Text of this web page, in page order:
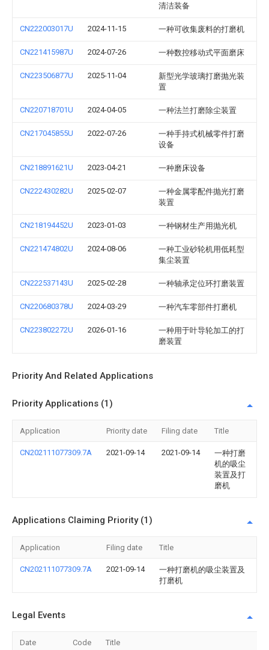
清洁装备
CN222003017U 2024-11-15 一种可收集废料的打磨机
CN221415987U 2024-07-26 一种数控移动式平面磨床
CN223506877U 2025-11-04
新型光学玻璃打磨抛光装
置
CN220718701U 2024-04-05 一种法兰打磨除尘装置
CN217045855U 2022-07-26
一种手持式机械零件打磨
设备
CN218891621U 2023-04-21 一种磨床设备
CN222430282U 2025-02-07
一种金属零配件抛光打磨
装置
CN218194452U 2023-01-03 一种钢材生产用抛光机
CN221474802U 2024-08-06
一种工业砂轮机用低耗型
集尘装置
CN222537143U 2025-02-28 一种轴承定位环打磨装置
CN220680378U 2024-03-29 一种汽车零部件打磨机
CN223802272U 2026-01-16
一种用于叶导轮加工的打
磨装置
Priority And Related Applications
Priority Applications (1)
Application Priority date Filing date Title
CN202111077309.7A 2021-09-14 2021-09-14
一种打磨
机的吸尘
装置及打
磨机
Applications Claiming Priority (1)
Application Filing date Title
CN202111077309.7A 2021-09-14
一种打磨机的吸尘装置及
打磨机
Legal Events
Date Code Title